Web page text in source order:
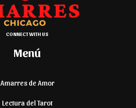
CONNECT WITH US
Menú
Amarres de Amor
Lectura del Tarot